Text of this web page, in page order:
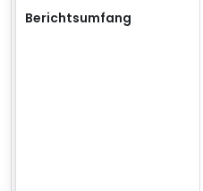
Berichtsumfang